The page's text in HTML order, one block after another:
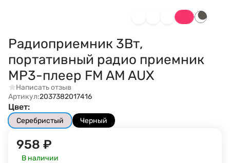
Радиоприемник 3Вт,
портативный радио приемник
MP3-плеер FM AM AUX
Написать отзыв
Артикул:2037382017416
Серебристый Черный
Цвет:
958 ₽
В наличии